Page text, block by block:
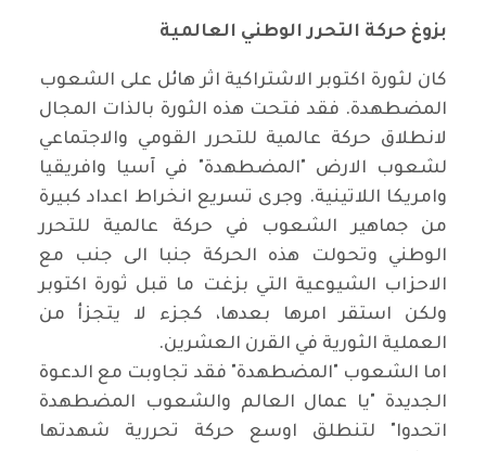
بزوغ حركة التحرر الوطني العالمية
كان لثورة اكتوبر الاشتراكية اثر هائل على الشعوب
المضطهدة. فقد فتحت هذه الثورة بالذات المجال
لانطلاق حركة عالمية للتحرر القومي والاجتماعي
لشعوب الارض "المضطهدة" في آسيا وافريقيا
وامريكا اللاتينية. وجرى تسريع انخراط اعداد كبيرة
من جماهير الشعوب في حركة عالمية للتحرر
الوطني وتحولت هذه الحركة جنبا الى جنب مع
الاحزاب الشيوعية التي بزغت ما قبل ثورة اكتوبر
ولكن استقر امرها بعدها، كجزء لا يتجزأ من
العملية الثورية في القرن العشرين.
اما الشعوب "المضطهدة" فقد تجاوبت مع الدعوة
الجديدة "يا عمال العالم والشعوب المضطهدة
اتحدوا" لتنطلق اوسع حركة تحررية شهدتها